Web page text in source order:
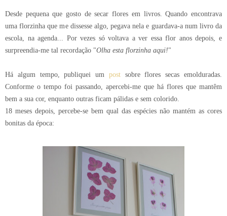
Desde pequena que gosto de secar flores em livros. Quando encontrava
uma florzinha que me dissesse algo, pegava nela e guardava-a num livro da
escola, na agenda... Por vezes só voltava a ver essa flor anos depois, e
surpreendia-me tal recordação "Olha esta florzinha aqui!"
Há algum tempo, publiquei um postsobre flores secas emolduradas.
Conforme o tempo foi passando, apercebi-me que há flores que mantêm
bem a sua cor, enquanto outras ficam pálidas e sem colorido.
18 meses depois, percebe-se bem qual das espécies não mantém as cores
bonitas da época: